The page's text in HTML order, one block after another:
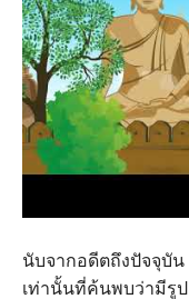
นับจากอดีตถึงปัจจุบัน
เท่านั้นที่ค้นพบว่ามีรู